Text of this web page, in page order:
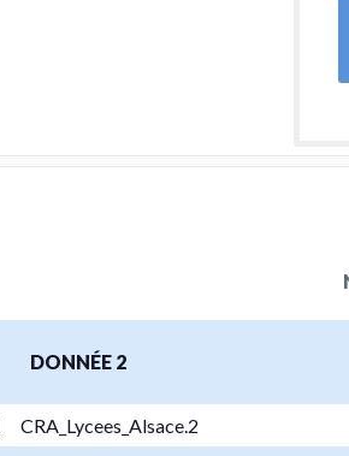
DONNÉE 2
CRA_Lycees_Alsace.2